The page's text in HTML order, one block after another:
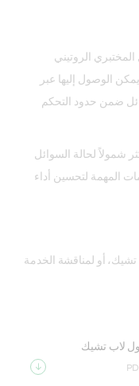
الروتيني
الوصول إليها عبر
ضمن حدود التحكم
شمولاً لحالة السوائل
المهمة لتحسين أداء
أو لمناقشة الخدمة
لاب تشيك